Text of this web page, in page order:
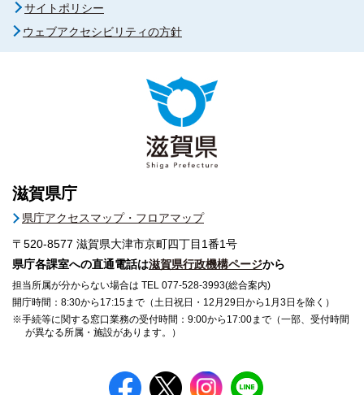
サイトポリシー
ウェブアクセシビリティの方針
滋賀県庁
県庁アクセスマップ・フロアマップ
〒520-8577 滋賀県大津市京町四丁目1番1号
県庁各課室への直通電話は滋賀県行政機構ページから
担当所属が分からない場合は TEL 077-528-3993(総合案内)
開庁時間：8:30から17:15まで（土日祝日・12月29日から1月3日を除く）
※手続等に関する窓口業務の受付時間：9:00から17:00まで（一部、受付時間
が異なる所属・施設があります。）